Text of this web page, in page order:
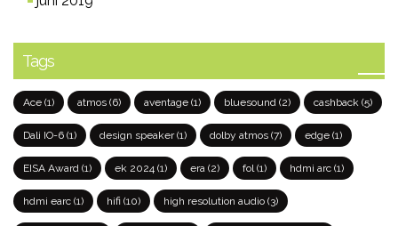
Tags
Ace (1) atmos (6) aventage (1) bluesound (2) cashback (5)
Dali IO-6 (1) design speaker(1) dolby atmos (7) edge (1)
EISA Award (1) ek 2024 (1) era (2) fol(1) hdmi arc (1)
hdmi earc (1) hifi (10) high resolution audio (3)